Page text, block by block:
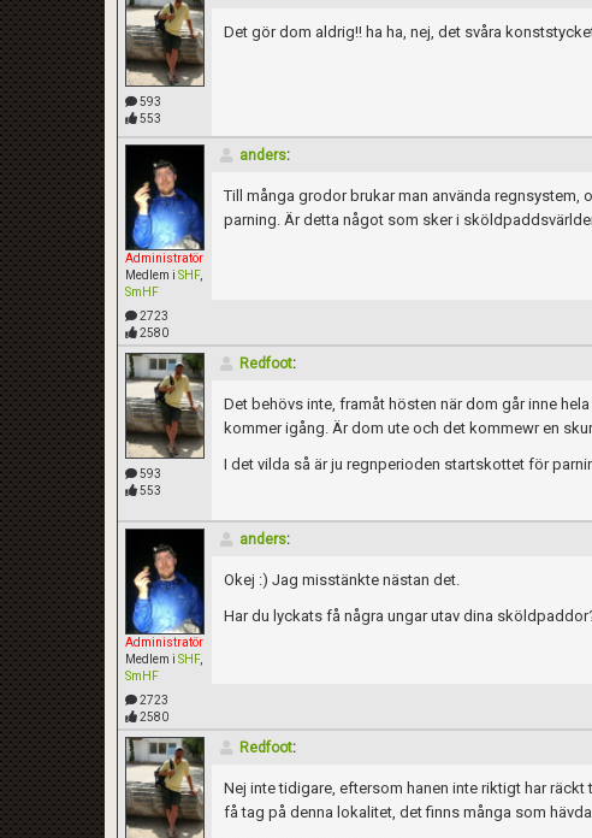
593
553
Det gör dom aldrig!! ha ha, nej, det svåra
Administratör
Medlem i SHF,
SmHF
2723
2580
anders:
Till många grodor brukar man använda regnsystem,
parning. Är detta något som sker i
593
553
Redfoot:
Det behövs inte, framåt hösten när dom går inne
kommer igång. Är dom ute och det kommewr en
I det vilda så är ju regnperioden startskottet för
Administratör
Medlem i SHF,
SmHF
2723
2580
anders:
Okej :) Jag misstänkte nästan det.
Har du lyckats få några ungar utav dina
Redfoot:
Nej inte tidigare, eftersom hanen inte riktigt har
få tag på denna lokalitet, det finns många som